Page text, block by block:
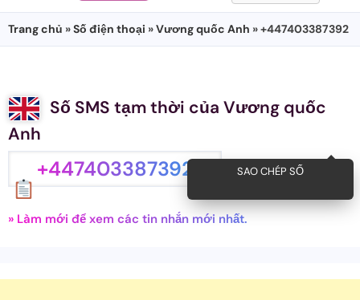
Trang chủ »Số điện thoại »Vương quốc Anh » +447403387392
Số SMS tạm thời của Vương quốc
Anh
+447403387392 SAO CHÉP SỐ
» Làm mới để xem các tin nhắn mới nhất.